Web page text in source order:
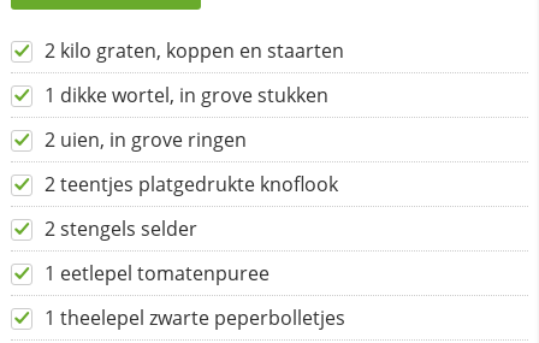
2 kilo graten, koppen en staarten
1 dikke wortel, in grove stukken
2 uien, in grove ringen
2 teentjes platgedrukte knoflook
2 stengels selder
1 eetlepel tomatenpuree
1 theelepel zwarte peperbolletjes